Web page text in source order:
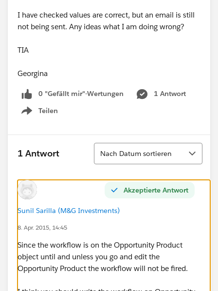
I have checked values are correct, but an email is still
not being sent. Any ideas what I am doing wrong?
TIA
Georgina
0 "Gefällt mir"-Wertungen
1 Antwort
Teilen
Show menu
1 Antwort
Sortieren
Nach Datum sortieren
Akzeptierte Antwort
Sunil Sarilla (M&G Investments)
8. Apr. 2015, 14:45
Since the workflow is on the Opportunity Product
object until and unless you go and edit the
Opportunity Product the workflow will not be fired.